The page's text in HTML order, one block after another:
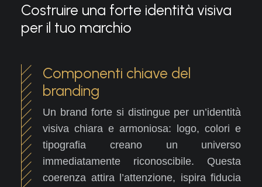
Costruire una forte identità visiva
per il tuo marchio
Componenti chiave del
branding
Un brand forte si distingue per un’identità
visiva chiara e armoniosa: logo, colori e
tipografia creano un universo
immediatamente riconoscibile. Questa
coerenza attira l’attenzione, ispira fiducia